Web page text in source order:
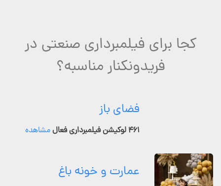
کجا برای فیلمبرداری صنعتی در
فریدونکنار مناسبه؟
فضای باز
۴۶۱ لوکیشن فیلمبرداری فعال مشاهده
عمارت و خونه باغ